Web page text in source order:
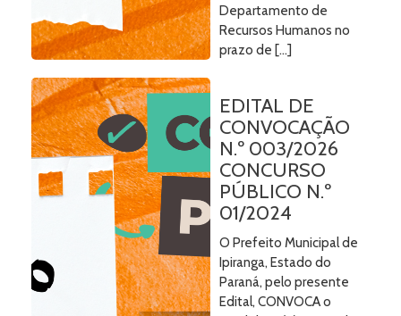
Departamento de
Recursos Humanos no
prazo de […]
EDITAL DE
CONVOCAÇÃO
N.º 003/2026
CONCURSO
PÚBLICO N.º
01/2024
O Prefeito Municipal de
Ipiranga, Estado do
Paraná, pelo presente
Edital, CONVOCA o